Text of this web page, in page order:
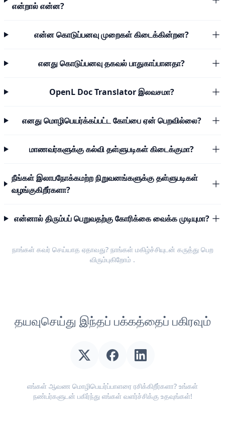
என்றால் என்ன?
என்ன கொடுப்பனவு முறைகள் கிடைக்கின்றன?
எனது கொடுப்பனவு தகவல் பாதுகாப்பானதா?
OpenL Doc Translator இலவசமா?
எனது மொழிபெயர்க்கப்பட்ட கோப்பை ஏன் பெறவில்லை?
மாணவர்களுக்கு கல்வி தள்ளுபடிகள் கிடைக்குமா?
நீங்கள் இலாபநோக்கமற்ற நிறுவனங்களுக்கு தள்ளுபடிகள்
வழங்குகிறீர்களா?
என்னால் திரும்பப் பெறுவதற்கு கோரிக்கை வைக்க முடியுமா?
நாங்கள் கவர் செய்யாத ஏதாவது? நாங்கள் மகிழ்ச்சியுடன் கருத்து பெற
விரும்புகிறோம் .
தயவுசெய்து இந்தப் பக்கத்தைப் பகிரவும்
எங்கள் ஆவண மொழிபெயர்ப்பாளரை ரசிக்கிறீர்களா? உங்கள்
நண்பர்களுடன் பகிர்ந்து எங்கள் வளர்ச்சிக்கு உதவுங்கள்!